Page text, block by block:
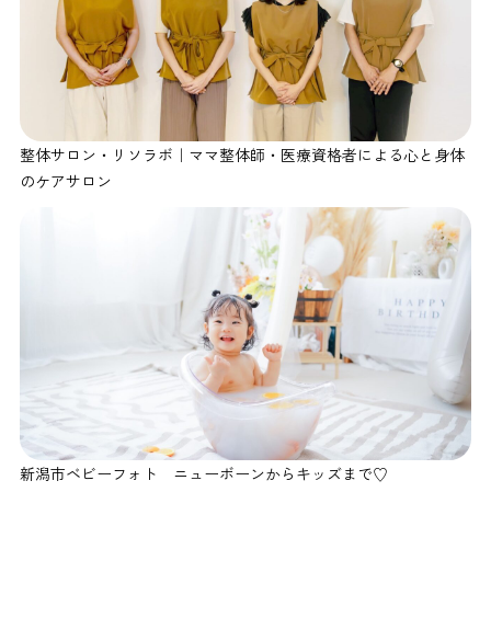
整体サロン・リソラボ｜ママ整体師・医療資格者による心と身体
のケアサロン
新潟市ベビーフォト ニューボーンからキッズまで♡